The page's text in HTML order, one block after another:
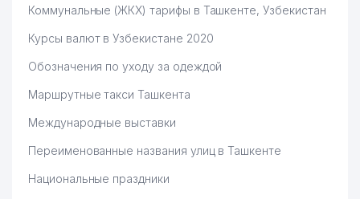
ГУП
54 HAMRO HONIM ООО
55 NURMARK ООО
SALVESIS GMBH
ПРЕДСТАВИТЕЛЬСТВО
57
ДВОРЕЦ ТВОРЧЕСТВА
Коммунальные (ЖКХ) тарифы в Ташкенте, Узбекистан
Курсы валют в Узбекистане 2020
Обозначения по уходу за одеждой
Маршрутные такси Ташкента
Международные выставки
Переименованные названия улиц в Ташкенте
Национальные праздники